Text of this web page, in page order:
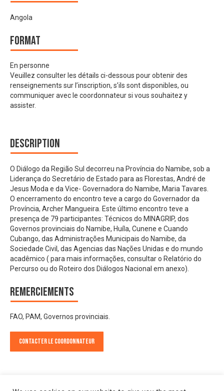
Angola
Format
En personne
Veuillez consulter les détails ci-dessous pour obtenir des
renseignements sur l’inscription, s’ils sont disponibles, ou
communiquer avec le coordonnateur si vous souhaitez y
assister.
Description
O Diálogo da Região Sul decorreu na Província do Namibe, sob a
Liderança do Secretário de Estado para as Florestas, André de
Jesus Moda e da Vice- Governadora do Namibe, Maria Tavares.
O encerramento do encontro teve a cargo do Governador da
Província, Archer Mangueira. Este último encontro teve a
presença de 79 participantes: Técnicos do MINAGRIP, dos
Governos provinciais do Namibe, Huíla, Cunene e Cuando
Cubango, das Administrações Municipais do Namibe, da
Sociedade Civil, das Agencias das Nações Unidas e do mundo
acadêmico ( para mais informações, consultar o Relatório do
Percurso ou do Roteiro dos Diálogos Nacional em anexo).
Remerciements
FAO, PAM, Governos provinciais.
Contacter le Coordonnateur